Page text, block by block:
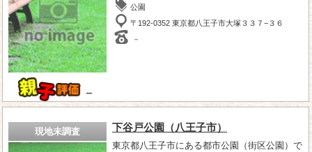
－
公園
〒192-0352 東京都八王子市大塚３３７−３６
－
現地未調査 下谷戸公園（八王子市）
東京都八王子市にある都市公園（街区公園）で